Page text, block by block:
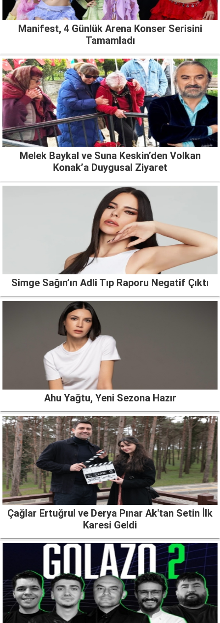
Manifest, 4 Günlük Arena Konser Serisini
Tamamladı
Melek Baykal ve Suna Keskin’den Volkan
Konak’a Duygusal Ziyaret
Simge Sağın’ın Adli Tıp Raporu Negatif Çıktı
Ahu Yağtu, Yeni Sezona Hazır
Çağlar Ertuğrul ve Derya Pınar Ak'tan Setin İlk
Karesi Geldi